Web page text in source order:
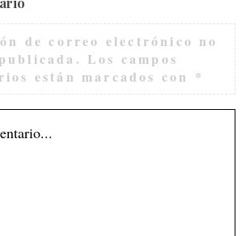
de correo electrónico no
Los campos
están marcados con *